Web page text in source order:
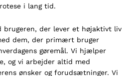
i lang tid.
brugeren, der lever et højaktivt liv
dem, der primært bruger
gøremål. Vi hjælper
og vi arbejder altid med
ønsker og forudsætninger. Vi